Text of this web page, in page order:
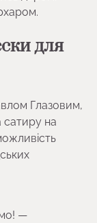
для
Глазовим,
сатиру на
—